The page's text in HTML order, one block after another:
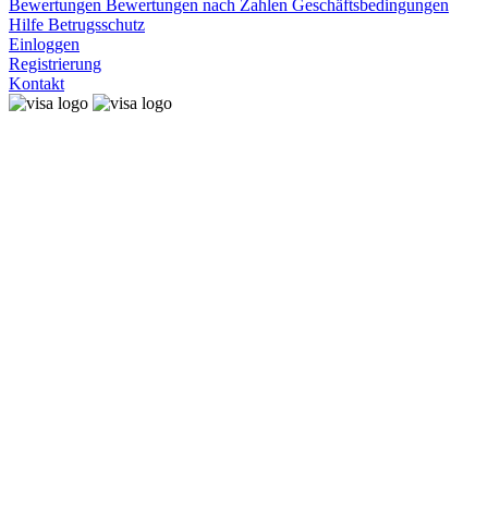
Bewertungen Bewertungen nach Zahlen Geschäftsbedingungen
Hilfe Betrugsschutz
Einloggen
Registrierung
Kontakt